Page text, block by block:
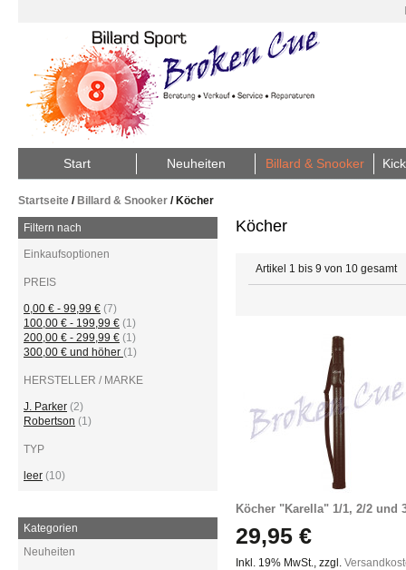
Start Neuheiten Billard & Snooker
Startseite / Billard & Snooker / Köcher
Köcher
Artikel 1 bis 9 von 10 gesamt
Köcher "Karella" 1/1, 2/2 und
29,95 €
Inkl. 19% MwSt., zzgl.
Filtern nach
Einkaufsoptionen
PREIS
0,00 € - 99,99 € (7)
100,00 € - 199,99 € (1)
200,00 € - 299,99 € (1)
300,00 € und höher (1)
HERSTELLER / MARKE
J. Parker (2)
Robertson (1)
TYP
leer (10)
Kategorien
Neuheiten